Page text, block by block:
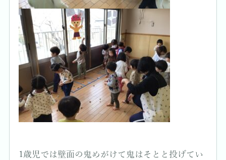
1歳児では壁面の鬼めがけて鬼はそとと投げてい